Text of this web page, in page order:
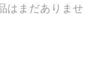
はまだありませ